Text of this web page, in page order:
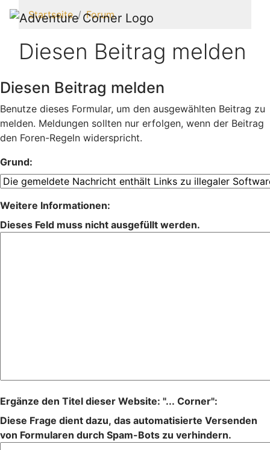
Startseite Forum
Diesen Beitrag melden
Diesen Beitrag melden
Benutze dieses Formular, um den ausgewählten Beitrag zu
melden. Meldungen sollten nur erfolgen, wenn der Beitrag
den Foren-Regeln widerspricht.
Grund:
Weitere Informationen:
Dieses Feld muss nicht ausgefüllt werden.
Ergänze den Titel dieser Website: "... Corner":
Diese Frage dient dazu, das automatisierte Versenden
von Formularen durch Spam-Bots zu verhindern.